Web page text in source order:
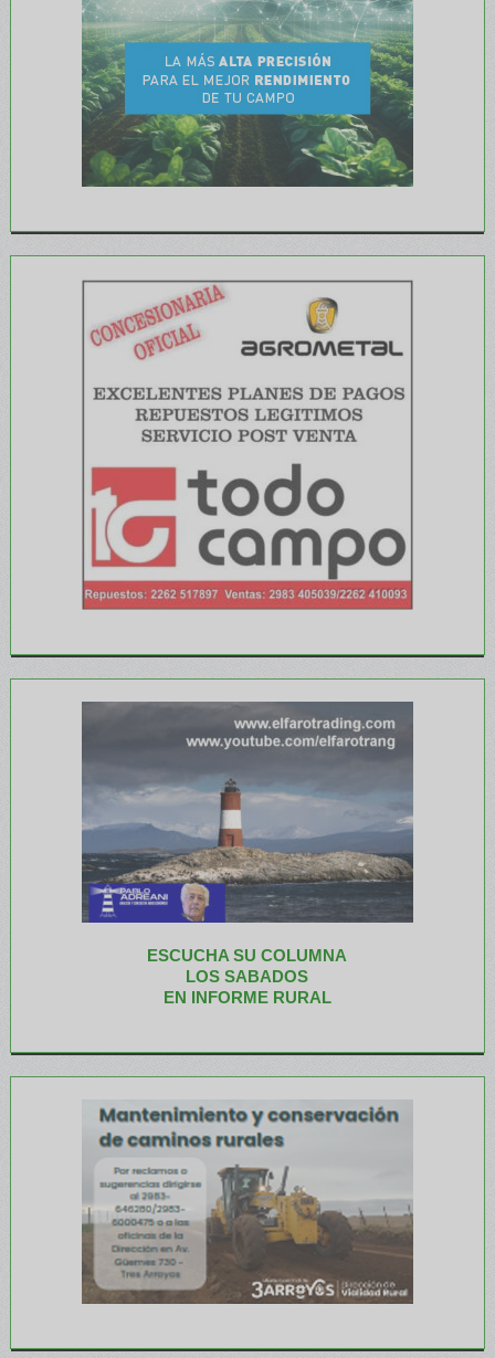
ESCUCHA SU COLUMNA
LOS SABADOS
EN INFORME RURAL